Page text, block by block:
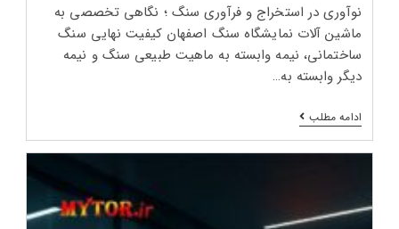
نوآوری در استخراج و فرآوری سنگ ؛ نگاهی تخصصی به
ماشین‌ آلات نمایشگاه سنگ اصفهان کیفیت نهایی سنگ
ساختمانی، نیمه وابسته به ماهیت طبیعی سنگ و نیمه
دیگر وابسته به…
ادامه مطلبنمایشگاه
بین
المللی